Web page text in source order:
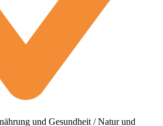
und Gesundheit / Natur und